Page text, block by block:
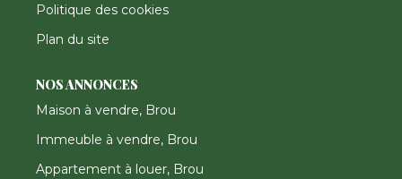
Politique des cookies
Plan du site
NOS ANNONCES
Maison à vendre, Brou
Immeuble à vendre, Brou
Appartement à louer, Brou